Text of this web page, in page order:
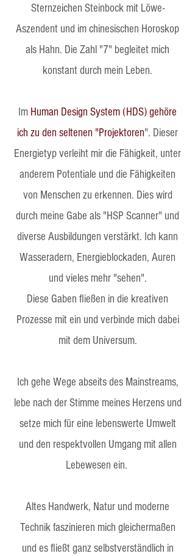
Sternzeichen Steinbock mit Löwe-
Aszendent und im chinesischen Horoskop
als Hahn. Die Zahl "7" begleitet mich
konstant durch mein Leben.
Im Human Design System (HDS) gehöre
ich zu den seltenen "Projektoren". Dieser
Energietyp verleiht mir die Fähigkeit, unter
anderem Potentiale und die Fähigkeiten
von Menschen zu erkennen. Dies wird
durch meine Gabe als "HSP Scanner" und
diverse Ausbildungen verstärkt. Ich kann
Wasseradern, Energieblockaden, Auren
und vieles mehr "sehen".
Diese Gaben fließen in die kreativen
Prozesse mit ein und verbinde mich dabei
mit dem Universum.
Ich gehe Wege abseits des Mainstreams,
lebe nach der Stimme meines Herzens und
setze mich für eine lebenswerte Umwelt
und den respektvollen Umgang mit allen
Lebewesen ein.
Altes Handwerk, Natur und moderne
Technik faszinieren mich gleichermaßen
und es fließt ganz selbstverständlich in